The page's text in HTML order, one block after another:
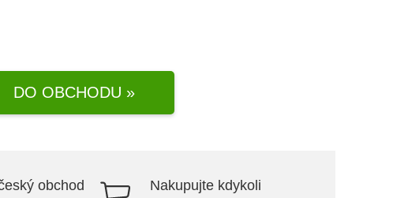
DO OBCHODU »
obchod Nakupujte kdykoli